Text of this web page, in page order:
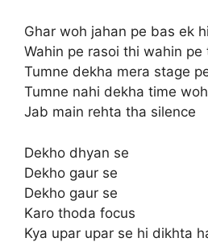
Ghar woh jahan pe bas ek
Wahin pe rasoi thi wahin
Tumne dekha mera stage
Tumne nahi dekha time woh
Jab main rehta tha silence
Dekho dhyan se
Dekho gaur se
Dekho gaur se
Karo thoda focus
Kya upar upar se hi dikhta